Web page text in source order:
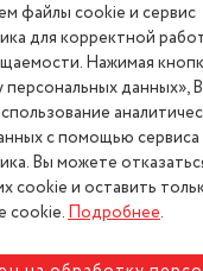
Условия возврата
ошибку на сайте?
магазин "АстМаркет". У
файлы cookie и сервис
для корректной
Нажимая
персональных данных»,
с помощью сервиса
Вы можете
cookie и оставить
cookie.Подробнее.